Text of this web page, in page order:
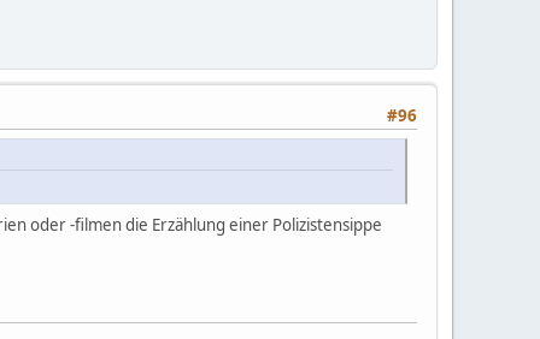
#96
oder -filmen die Erzählung einer Polizistensippe